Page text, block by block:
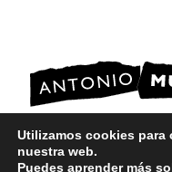
Utilizamos cookies para
nuestra web.
Puedes aprender más